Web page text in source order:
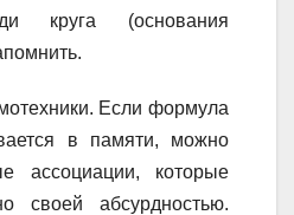
круга (основания
Если формула
в памяти, можно
ассоциации, которые
своей абсурдностью.